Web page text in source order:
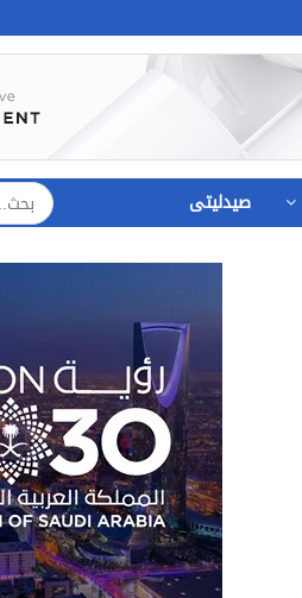
صيدليتى